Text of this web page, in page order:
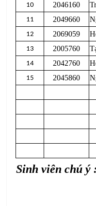
10 2046160
11 2049660
12 2069059
13 2005760
14 2042760
15 2045860
Sinh viên chú ý